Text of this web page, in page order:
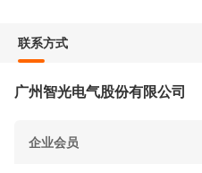
联系方式
广州智光电气股份有限公司
企业会员